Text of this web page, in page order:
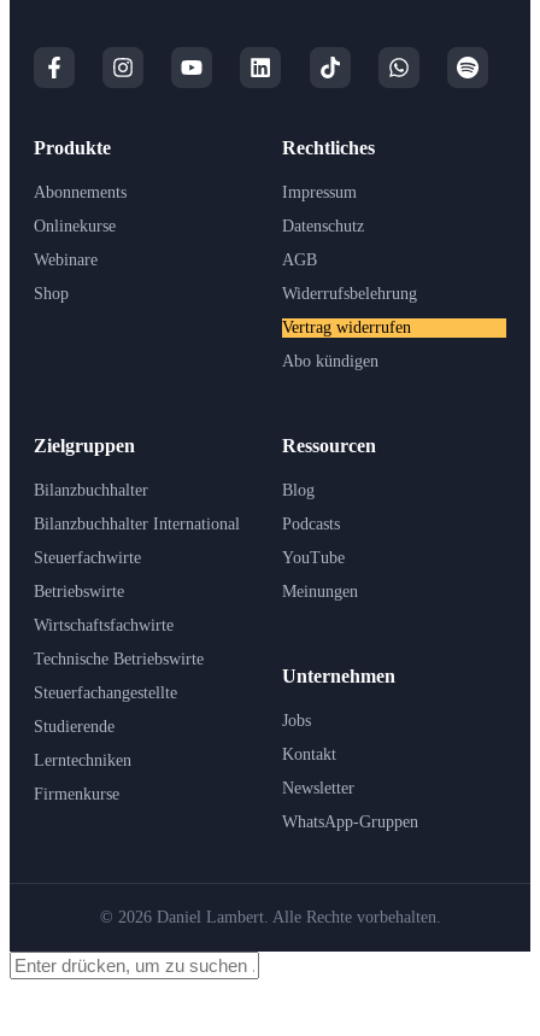
Produkte
Abonnements
Onlinekurse
Webinare
Shop
Zielgruppen
Bilanzbuchhalter
Bilanzbuchhalter International
Steuerfachwirte
Betriebswirte
Wirtschaftsfachwirte
Technische Betriebswirte
Steuerfachangestellte
Studierende
Lerntechniken
Firmenkurse
Ressourcen
Blog
Podcasts
YouTube
Meinungen
Unternehmen
Jobs
Kontakt
Newsletter
WhatsApp-Gruppen
Rechtliches
Impressum
Datenschutz
AGB
Widerrufsbelehrung
Vertrag widerrufen
Abo kündigen
© 2026 Daniel Lambert. Alle Rechte vorbehalten.